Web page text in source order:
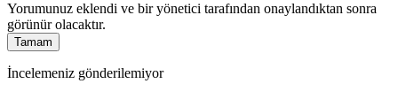
Yorumunuz eklendi ve bir yönetici tarafından onaylandıktan sonra
görünür olacaktır.
Tamam
İncelemeniz gönderilemiyor